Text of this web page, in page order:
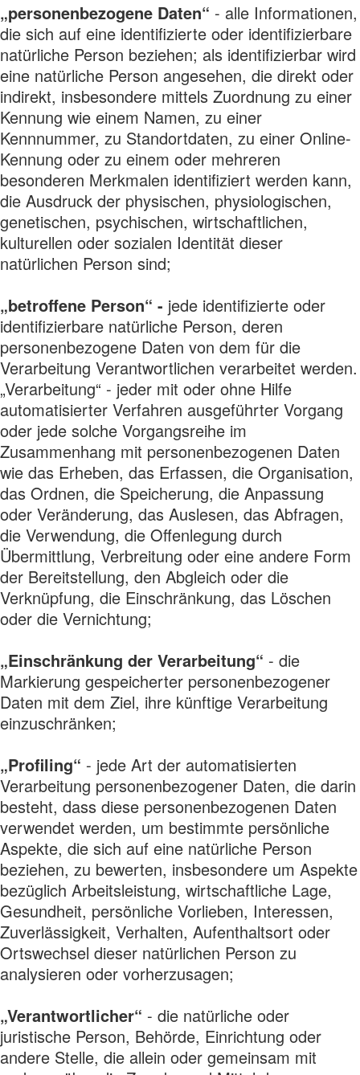
„personenbezogene Daten“ - alle Informationen,
die sich auf eine identifizierte oder identifizierbare
natürliche Person beziehen; als identifizierbar wird
eine natürliche Person angesehen, die direkt oder
indirekt, insbesondere mittels Zuordnung zu einer
Kennung wie einem Namen, zu einer
Kennnummer, zu Standortdaten, zu einer Online-
Kennung oder zu einem oder mehreren
besonderen Merkmalen identifiziert werden kann,
die Ausdruck der physischen, physiologischen,
genetischen, psychischen, wirtschaftlichen,
kulturellen oder sozialen Identität dieser
natürlichen Person sind;
„betroffene Person“ - jede identifizierte oder
identifizierbare natürliche Person, deren
personenbezogene Daten von dem für die
Verarbeitung Verantwortlichen verarbeitet werden.
„Verarbeitung“ - jeder mit oder ohne Hilfe
automatisierter Verfahren ausgeführter Vorgang
oder jede solche Vorgangsreihe im
Zusammenhang mit personenbezogenen Daten
wie das Erheben, das Erfassen, die Organisation,
das Ordnen, die Speicherung, die Anpassung
oder Veränderung, das Auslesen, das Abfragen,
die Verwendung, die Offenlegung durch
Übermittlung, Verbreitung oder eine andere Form
der Bereitstellung, den Abgleich oder die
Verknüpfung, die Einschränkung, das Löschen
oder die Vernichtung;
„Einschränkung der Verarbeitung“ - die
Markierung gespeicherter personenbezogener
Daten mit dem Ziel, ihre künftige Verarbeitung
einzuschränken;
„Profiling“ - jede Art der automatisierten
Verarbeitung personenbezogener Daten, die darin
besteht, dass diese personenbezogenen Daten
verwendet werden, um bestimmte persönliche
Aspekte, die sich auf eine natürliche Person
beziehen, zu bewerten, insbesondere um Aspekte
bezüglich Arbeitsleistung, wirtschaftliche Lage,
Gesundheit, persönliche Vorlieben, Interessen,
Zuverlässigkeit, Verhalten, Aufenthaltsort oder
Ortswechsel dieser natürlichen Person zu
analysieren oder vorherzusagen;
„Verantwortlicher“ - die natürliche oder
juristische Person, Behörde, Einrichtung oder
andere Stelle, die allein oder gemeinsam mit